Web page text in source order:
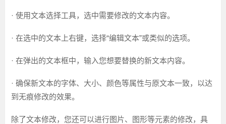
· 使用文本选择工具，选中需要修改的文本内容。
· 在选中的文本上右键，选择“编辑文本”或类似的选项。
· 在弹出的文本框中，输入您想要替换的新文本内容。
· 确保新文本的字体、大小、颜色等属性与原文本一致，以达
到无痕修改的效果。
除了文本修改，您还可以进行图片、图形等元素的修改，具